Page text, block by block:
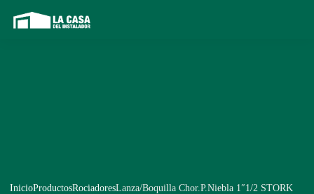
InicioProductosRociadoresLanza/Boquilla Chor.P.Niebla 1″1/2 STORK